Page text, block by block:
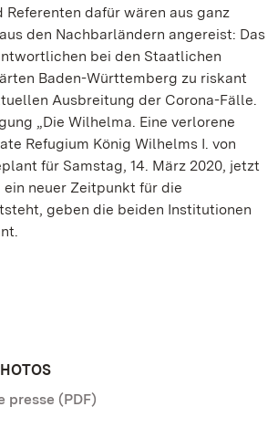
Referenten dafür wären aus ganz
den Nachbarländern angereist: Das
bei den Staatlichen
Baden-Württemberg zu riskant
Ausbreitung der Corona-Fälle.
„Die Wilhelma. Eine verlorene
Refugium König Wilhelms I. von
für Samstag, 14. März 2020, jetzt
neuer Zeitpunkt für die
geben die beiden Institutionen
presse (PDF)